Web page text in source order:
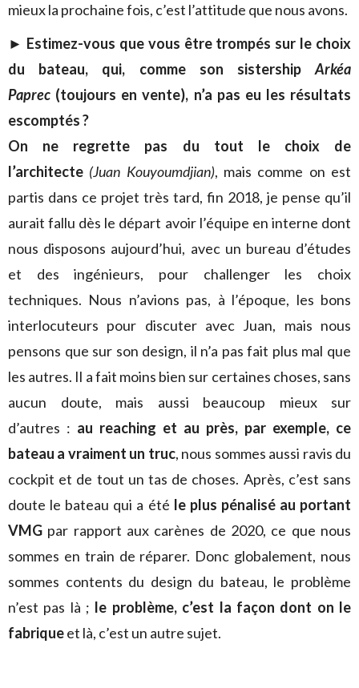
mieux la prochaine fois, c’est l’attitude que nous avons.
► Estimez-vous que vous être trompés sur le choix
du bateau, qui, comme son sistership Arkéa
Paprec (toujours en vente), n’a pas eu les résultats
escomptés ?
On ne regrette pas du tout le choix de
l’architecte (Juan Kouyoumdjian), mais comme on est
partis dans ce projet très tard, fin 2018, je pense qu’il
aurait fallu dès le départ avoir l’équipe en interne dont
nous disposons aujourd’hui, avec un bureau d’études
et des ingénieurs, pour challenger les choix
techniques. Nous n’avions pas, à l’époque, les bons
interlocuteurs pour discuter avec Juan, mais nous
pensons que sur son design, il n’a pas fait plus mal que
les autres. Il a fait moins bien sur certaines choses, sans
aucun doute, mais aussi beaucoup mieux sur
d’autres : au reaching et au près, par exemple, ce
bateau a vraiment un truc, nous sommes aussi ravis du
cockpit et de tout un tas de choses. Après, c’est sans
doute le bateau qui a été le plus pénalisé au portant
VMG par rapport aux carènes de 2020, ce que nous
sommes en train de réparer. Donc globalement, nous
sommes contents du design du bateau, le problème
n’est pas là ; le problème, c’est la façon dont on le
fabriqueet là, c’est un autre sujet.